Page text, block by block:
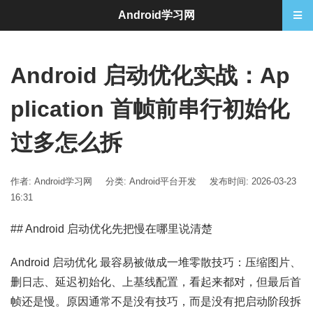
Android 启动优化实战：Ap
plication 首帧前串行初始化
过多怎么拆
作者: Android学习网 分类: Android平台开发
发布时间: 2026-03-23
16:31
## Android 启动优化先把慢在哪里说清楚
Android 启动优化 最容易被做成一堆零散技巧：压缩图片、
删日志、延迟初始化、上基线配置，看起来都对，但最后首
帧还是慢。原因通常不是没有技巧，而是没有把启动阶段拆
Android学习网